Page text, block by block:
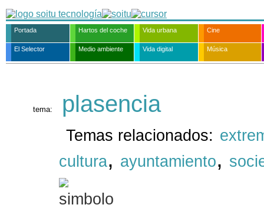
Portada Hartos del coche Vida urbana Cine
El Selector Medio ambiente Vida digital Música
tema: plasencia
Temas relacionados:
cultura, ayuntamiento,